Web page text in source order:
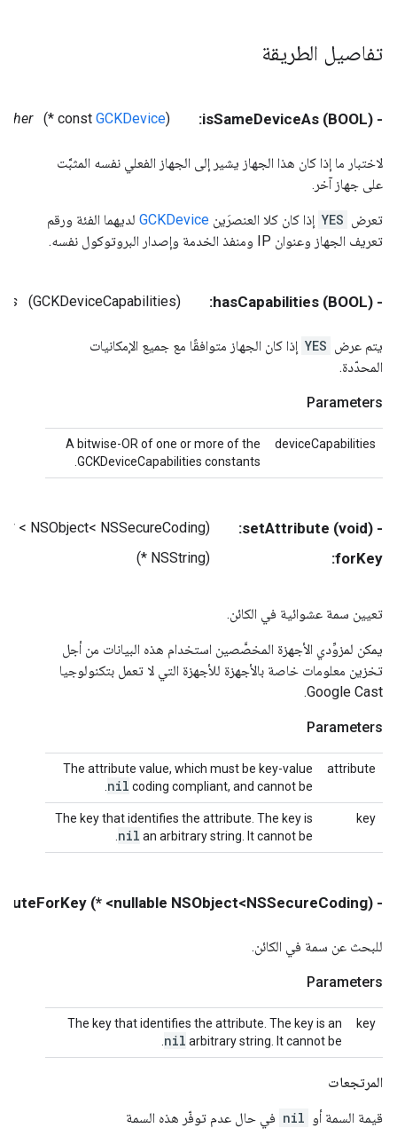
تفاصيل الطريقة
- (BOOL) isSameDeviceAs:
(const
GCKDevice
*)
other
لاختبار ما إذا كان هذا الجهاز يشير إلى الجهاز الفعلي نفسه المثبَّت
على جهاز آخر.
تعرض YES إذا كان كلا العنصرَين GCKDevice لديهما الفئة ورقم
تعريف الجهاز وعنوان IP ومنفذ الخدمة وإصدار البروتوكول نفسه.
- (BOOL) hasCapabilities:
(GCKDeviceCapabilities)
يتم عرض YES إذا كان الجهاز متوافقًا مع جميع الإمكانيات
المحدّدة.
Parameters
deviceCapabilities
A bitwise-OR of one or more of the
GCKDeviceCapabilities constants.
- (void) setAttribute:
(NSObject< NSSecureCoding > *)
forKey:
(NSString *)
تعيين سمة عشوائية في الكائن.
يمكن لمزوِّدي الأجهزة المخصَّصين استخدام هذه البيانات من أجل
تخزين معلومات خاصة بالأجهزة للأجهزة التي لا تعمل بتكنولوجيا
Google Cast.
Parameters
attribute
The attribute value, which must be key-value
coding compliant, and cannot be
nil
key
The key that identifies the attribute. The key is
an arbitrary string. It cannot be
nil
- (nullable NSObject<NSSecureCoding> *) attributeForKey:
للبحث عن سمة في الكائن.
Parameters
key
The key that identifies the attribute. The key is an
arbitrary string. It cannot be
nil
المرتجعات
قيمة السمة أو nil في حال عدم توفّر هذه السمة